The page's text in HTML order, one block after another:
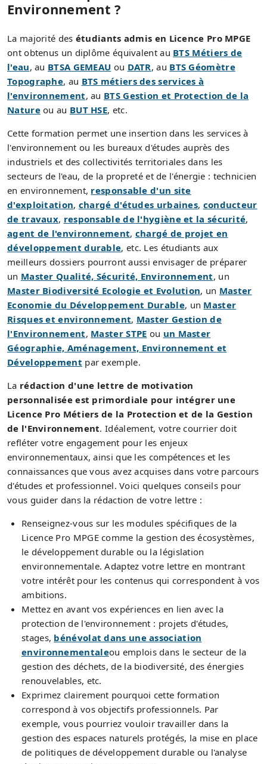
Environnement ?
La majorité des étudiants admis en Licence Pro MPGE
ont obtenus un diplôme équivalent au BTS Métiers de
l'eau, au BTSA GEMEAU ou DATR, au BTS Géomètre
Topographe, au BTS métiers des services à
l'environnement, au BTS Gestion et Protection de la
Natureou au BUT HSE, etc.
Cette formation permet une insertion dans les services à
l'environnement ou les bureaux d'études auprès des
industriels et des collectivités territoriales dans les
secteurs de l'eau, de la propreté et de l'énergie : technicien
en environnement, responsable d'un site
d'exploitation, chargé d'études urbaines, conducteur
de travaux, responsable de l'hygiène et la sécurité,
agent de l'environnement, chargé de projet en
développement durable, etc. Les étudiants aux
meilleurs dossiers pourront aussi envisager de préparer
un Master Qualité, Sécurité, Environnement, un
Master Biodiversité Ecologie et Evolution, un Master
Economie du Développement Durable, un Master
Risques et environnement, Master Gestion de
l'Environnement, Master STPE ou un Master
Géographie, Aménagement, Environnement et
Développement par exemple.
La rédaction d'une lettre de motivation
personnalisée est primordiale pour intégrer une
Licence Pro Métiers de la Protection et de la Gestion
de l'Environnement. Idéalement, votre courrier doit
refléter votre engagement pour les enjeux
environnementaux, ainsi que les compétences et les
connaissances que vous avez acquises dans votre parcours
d'études et professionnel. Voici quelques conseils pour
vous guider dans la rédaction de votre lettre :
Renseignez-vous sur les modules spécifiques de la
Licence Pro MPGE comme la gestion des écosystèmes,
le développement durable ou la législation
environnementale. Adaptez votre lettre en montrant
votre intérêt pour les contenus qui correspondent à vos
ambitions.
Mettez en avant vos expériences en lien avec la
protection de l'environnement : projets d'études,
stages, bénévolat dans une association
environnementaleou emplois dans le secteur de la
gestion des déchets, de la biodiversité, des énergies
renouvelables, etc.
Exprimez clairement pourquoi cette formation
correspond à vos objectifs professionnels. Par
exemple, vous pourriez vouloir travailler dans la
gestion des espaces naturels protégés, la mise en place
de politiques de développement durable ou l'analyse